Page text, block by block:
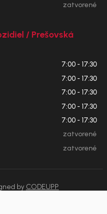
zatvorené
/ Prešovská
7:00 - 17:30
7:00 - 17:30
7:00 - 17:30
7:00 - 17:30
7:00 - 17:30
zatvorené
zatvorené
by CODEUPP